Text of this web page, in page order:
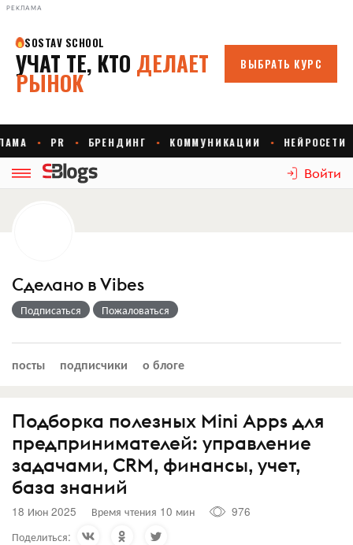
РЕКЛАМА
Войти
Сделано в Vibes
Подписаться Пожаловаться
посты подписчики о блоге
Подборка полезных Mini Apps для
предпринимателей: управление
задачами, CRM, финансы, учет,
база знаний
18 Июн 2025 Время чтения 10 мин
976
Поделиться: